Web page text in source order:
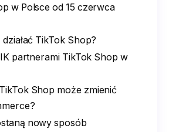
w Polsce od 15 czerwca
TikTok Shop?
partnerami TikTok Shop w
Shop może zmienić
nowy sposób